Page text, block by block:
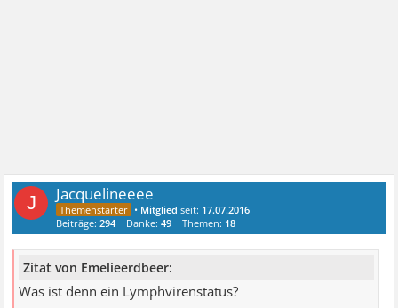
J Jacquelineeee
• Mitglied seit: 17.07.2016
Beiträge:294 Danke:49 Themen: 18
Zitat von Emelieerdbeer:
Was ist denn ein Lymphvirenstatus?